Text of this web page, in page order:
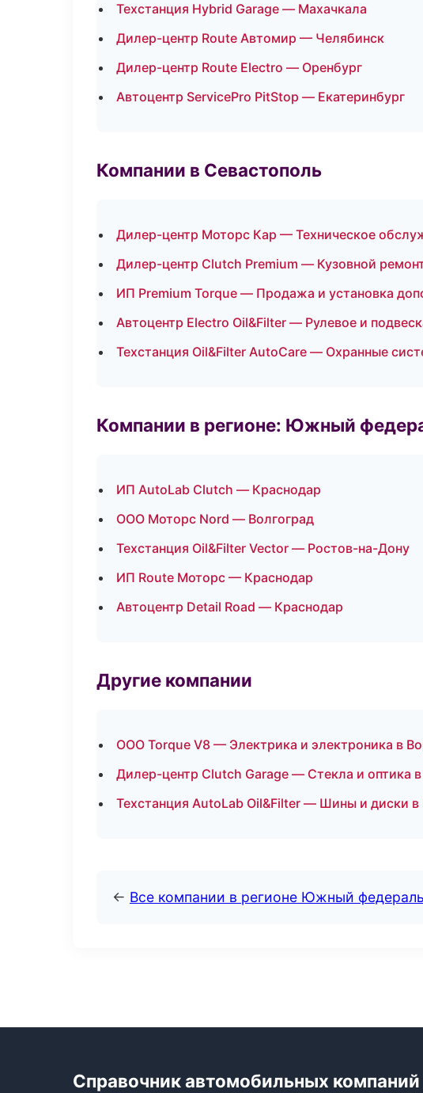
Техстанция Hybrid Garage — Махачкала
Дилер-центр Route Автомир — Челябинск
Дилер-центр Route Electro — Оренбург
Автоцентр ServicePro PitStop — Екатеринбург
Компании в Севастополь
Дилер-центр Моторс Кар — Техническое
Дилер-центр Clutch Premium — Кузовной
ИП Premium Torque — Продажа и установка
Автоцентр Electro Oil&Filter — Рулевое и
Техстанция Oil&Filter AutoCare — Охранные
Компании в регионе: Южный
ИП AutoLab Clutch — Краснодар
ООО Моторс Nord — Волгоград
Техстанция Oil&Filter Vector — Ростов-на-Дону
ИП Route Моторс — Краснодар
Автоцентр Detail Road — Краснодар
Другие компании
ООО Torque V8 — Электрика и электроника в
Дилер-центр Clutch Garage — Стекла и оптика
Техстанция AutoLab Oil&Filter — Шины и диски
← Все компании в регионе Южный
Справочник автомобильных компаний